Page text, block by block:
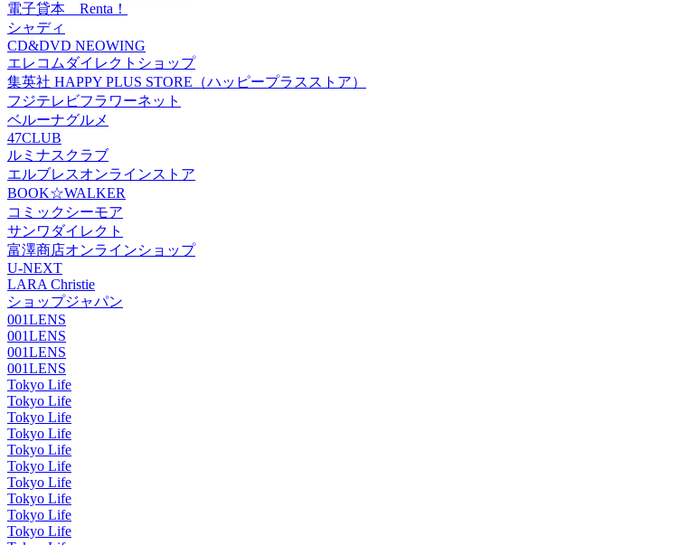
電子貸本 Renta！
シャディ
CD&DVD NEOWING
エレコムダイレクトショップ
集英社 HAPPY PLUS STORE（ハッピープラスストア）
フジテレビフラワーネット
ベルーナグルメ
47CLUB
ルミナスクラブ
エルブレスオンラインストア
BOOK☆WALKER
コミックシーモア
サンワダイレクト
富澤商店オンラインショップ
U-NEXT
LARA Christie
ショップジャパン
001LENS
001LENS
001LENS
001LENS
Tokyo Life
Tokyo Life
Tokyo Life
Tokyo Life
Tokyo Life
Tokyo Life
Tokyo Life
Tokyo Life
Tokyo Life
Tokyo Life